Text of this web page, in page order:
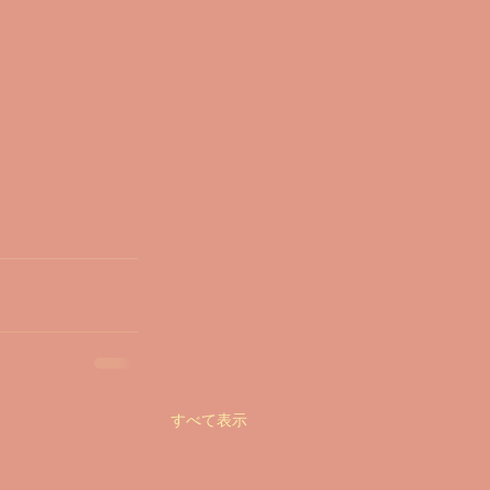
すべて表示